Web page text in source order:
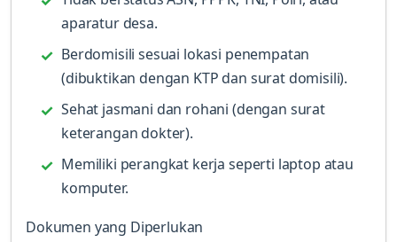
aparatur desa.
Berdomisili sesuai lokasi penempatan
(dibuktikan dengan KTP dan surat domisili).
Sehat jasmani dan rohani (dengan surat
keterangan dokter).
Memiliki perangkat kerja seperti laptop atau
komputer.
Dokumen yang Diperlukan